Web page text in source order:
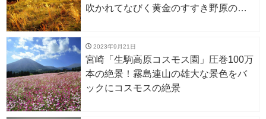
吹かれてなびく黄金のすすき野原の絶
2023年9月21日
宮崎「生駒高原コスモス園」圧巻100万
本の絶景！霧島連山の雄大な景色をバ
ックにコスモスの絶景